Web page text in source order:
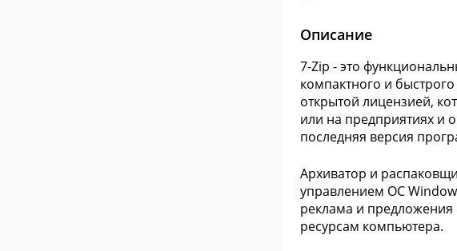
Описание
7-Zip - это
компактного и
открытой лицензией,
или на предприятиях и
последняя версия
Архиватор и
управлением OC
реклама и предложения
ресурсам компьютера.